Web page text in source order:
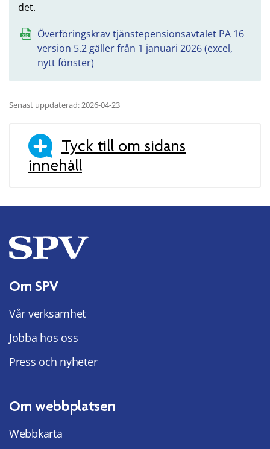
det.
Överföringskrav tjänstepensionsavtalet PA 16
version 5.2 gäller från 1 januari 2026 (excel,
nytt fönster)
Senast uppdaterad: 2026-04-23
Tyck till om sidans
innehåll
Om SPV
Vår verksamhet
Jobba hos oss
Press och nyheter
Om webbplatsen
Webbkarta